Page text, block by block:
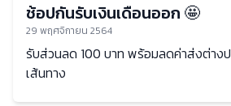
ช้อปกันรับเงินเดือนออก 🤩
29 พฤศจิกายน 2564
รับส่วนลด 100 บาท พร้อมลดค่าส่งต่างป
เส้นทาง